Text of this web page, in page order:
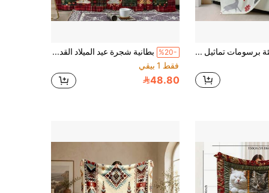
بطانية ناعمة دافئة برسومات تماثيل الأيائل بمناسبة عيد الميلاد، بطانية للسرير أو الكنبة أو المكتب أو السفر متعددة الاستخدامات، هدية مناسبة لجميع المناسبات
%20-
بطانية شجرة عيد الميلاد القديمة من قطع الكتان - لينة وناعمة من الفلانيل مع تصميم شجرة العطلات - رائعة للأريكة والسرير والسيارة والمكتب والتخييم والسفر - خفيفة الوزن، دافئة طوال الموسم هدية، متعددة الألوان
فقط 1 بيقي
48.80